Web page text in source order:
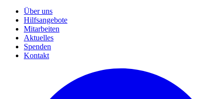
Über uns
Hilfsangebote
Mitarbeiten
Aktuelles
Spenden
Kontakt